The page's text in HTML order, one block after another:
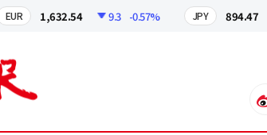
1,632.54 9.3 -0.57% JPY 894.47